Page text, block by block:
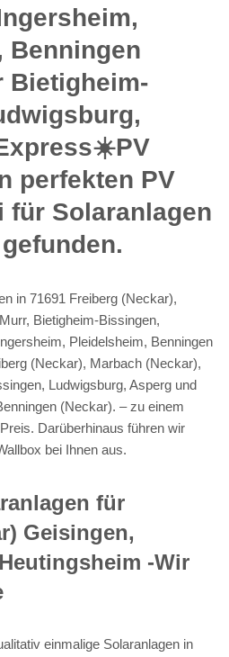
Benningen
Bietigheim-
perfekten PV
für Solaranlagen
in 71691 Freiberg (Neckar),
Bietigheim-Bissingen,
Pleidelsheim, Benningen
(Neckar), Marbach (Neckar),
Ludwigsburg, Asperg und
(Neckar). – zu einem
Darüberhinaus führen wir
bei Ihnen aus.
für
Geisingen,
-Wir
einmalige Solaranlagen in